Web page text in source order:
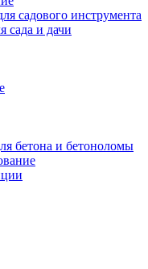
садового инструмента
сада и дачи
бетона и бетоноломы